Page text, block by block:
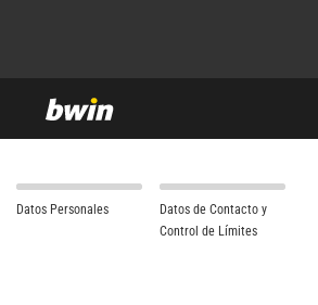
Datos Personales
Datos de Contacto y
Control de Límites